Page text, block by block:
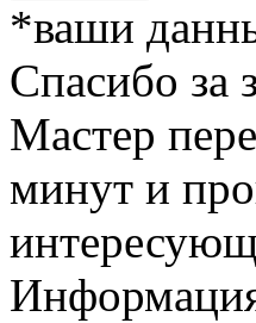
*ваши
Спасибо за
Мастер
минут и